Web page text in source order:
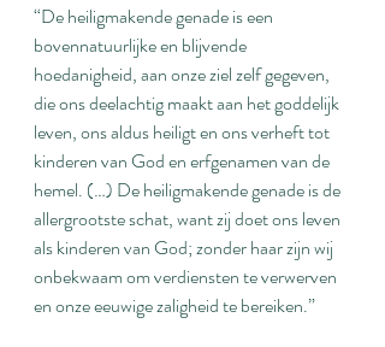
“De heiligmakende genade is een
bovennatuurlijke en blijvende
hoedanigheid, aan onze ziel zelf gegeven,
die ons deelachtig maakt aan het goddelijk
leven, ons aldus heiligt en ons verheft tot
kinderen van God en erfgenamen van de
hemel. (…) De heiligmakende genade is de
allergrootste schat, want zij doet ons leven
als kinderen van God; zonder haar zijn wij
onbekwaam om verdiensten te verwerven
en onze eeuwige zaligheid te bereiken.”